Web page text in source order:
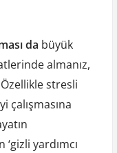
da büyük
almanız,
stresli
çalışmasına
yardımcı